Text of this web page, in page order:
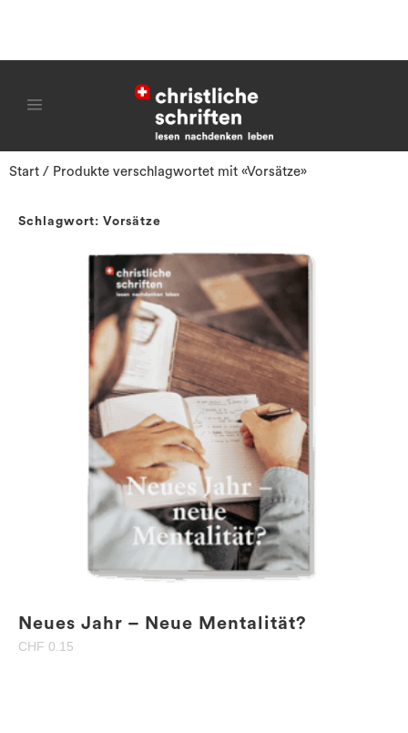
Start / Produkte verschlagwortet mit «Vorsätze»
Schlagwort: Vorsätze
Neues Jahr – Neue Mentalität?
CHF 0.15